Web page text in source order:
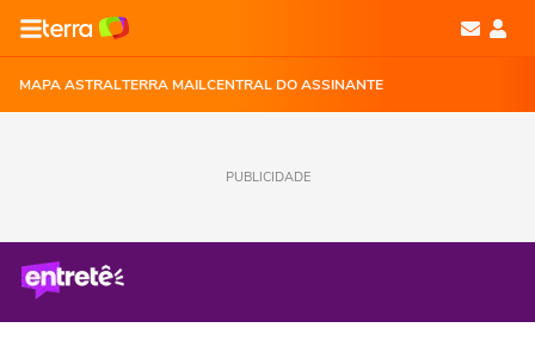
MAPA ASTRALTERRA MAILCENTRAL DO ASSINANTE
PUBLICIDADE